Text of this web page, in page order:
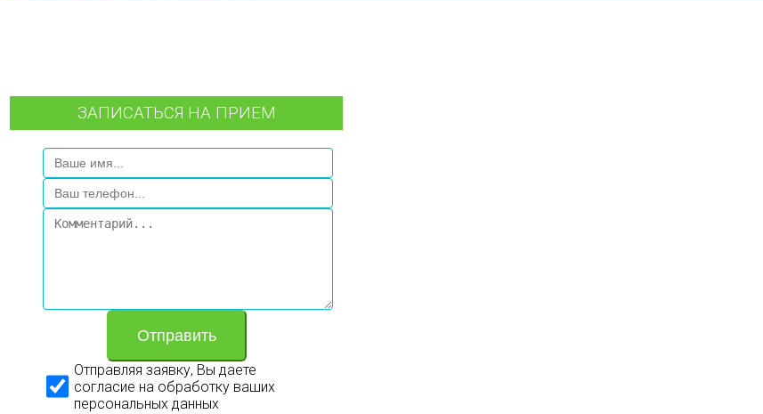
ЗАПИСАТЬСЯ НА ПРИЕМ
Отправить
Отправляя заявку, Вы даете
согласие на обработку ваших
персональных данных